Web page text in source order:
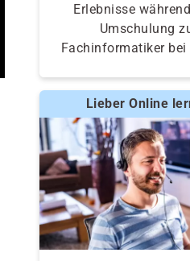
Erlebnisse
Umschulung
Fachinformatiker bei
Lieber Online